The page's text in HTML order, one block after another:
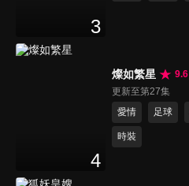
3
4
燦如繁星
9.6
更新至第27集
愛情
足球
時裝